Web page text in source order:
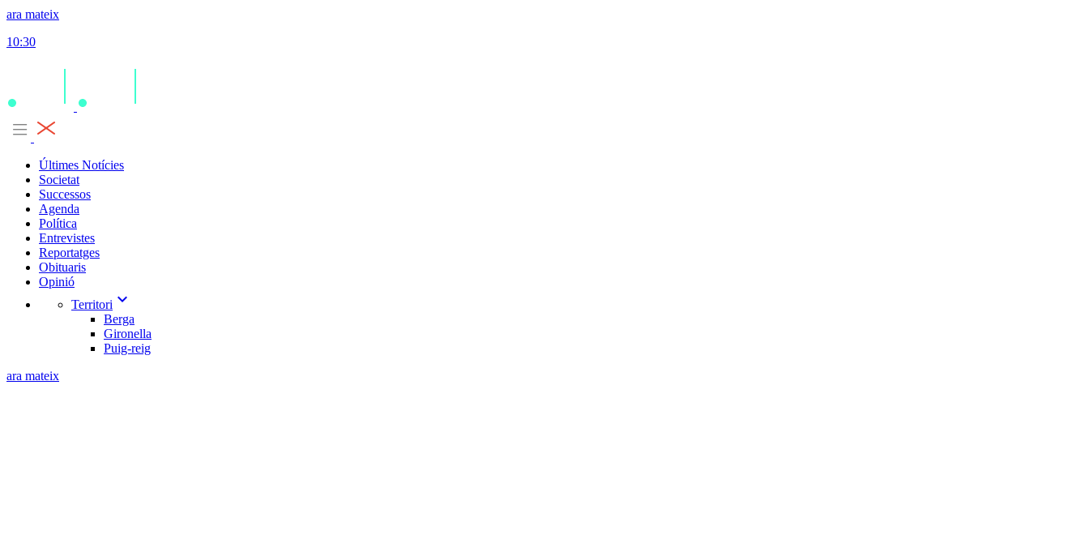
ara mateix
10:30
Últimes Notícies
Societat
Successos
Agenda
Política
Entrevistes
Reportatges
Obituaris
Opinió
Territori expand_more
Berga
Gironella
Puig-reig
ara mateix